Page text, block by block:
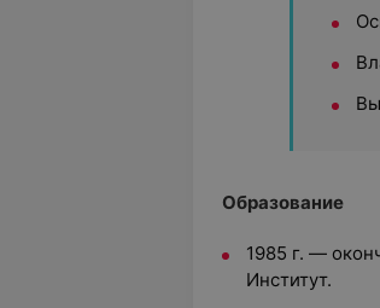
Образование
1985 г. —
Институт.